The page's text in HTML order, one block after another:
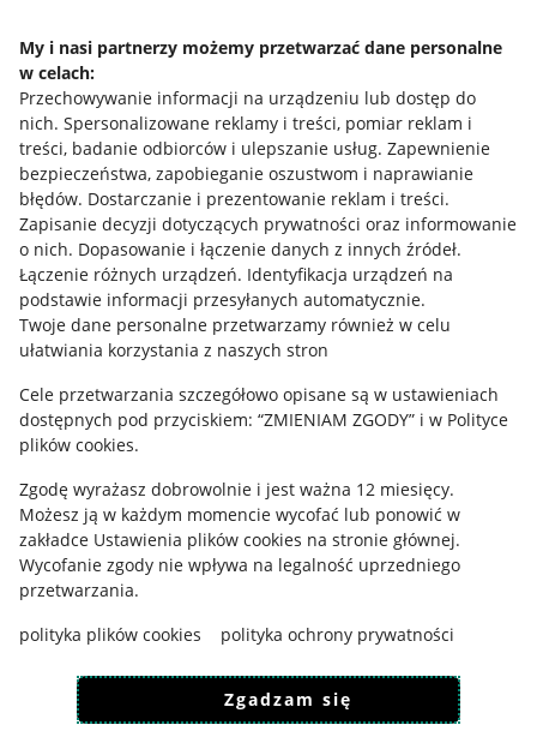
My i nasi partnerzy możemy przetwarzać dane personalne
w celach:
Przechowywanie informacji na urządzeniu lub dostęp do
nich. Spersonalizowane reklamy i treści, pomiar reklam i
treści, badanie odbiorców i ulepszanie usług. Zapewnienie
bezpieczeństwa, zapobieganie oszustwom i naprawianie
błędów. Dostarczanie i prezentowanie reklam i treści.
Zapisanie decyzji dotyczących prywatności oraz informowanie
o nich. Dopasowanie i łączenie danych z innych źródeł.
Łączenie różnych urządzeń. Identyfikacja urządzeń na
podstawie informacji przesyłanych automatycznie.
Twoje dane personalne przetwarzamy również w celu
ułatwiania korzystania z naszych stron
Cele przetwarzania szczegółowo opisane są w ustawieniach
dostępnych pod przyciskiem: “ZMIENIAM ZGODY” i w Polityce
plików cookies.
Zgodę wyrażasz dobrowolnie i jest ważna 12 miesięcy.
Możesz ją w każdym momencie wycofać lub ponowić w
zakładce Ustawienia plików cookies na stronie głównej.
Wycofanie zgody nie wpływa na legalność uprzedniego
przetwarzania.
polityka plików cookies
polityka ochrony prywatności
Zgadzam się
Allegro Gadane dla sprzedających
Allegro Gadane dla kupujących
Mapa miejscowości
Informacje prawne
Regulamin
Polityka plików "cookies"
Ustawienia plików "cookies"
Udostępnianie lokalizacji
Informacje dla Aktu o Usługach Cyfrowych
Pobierz aplikację